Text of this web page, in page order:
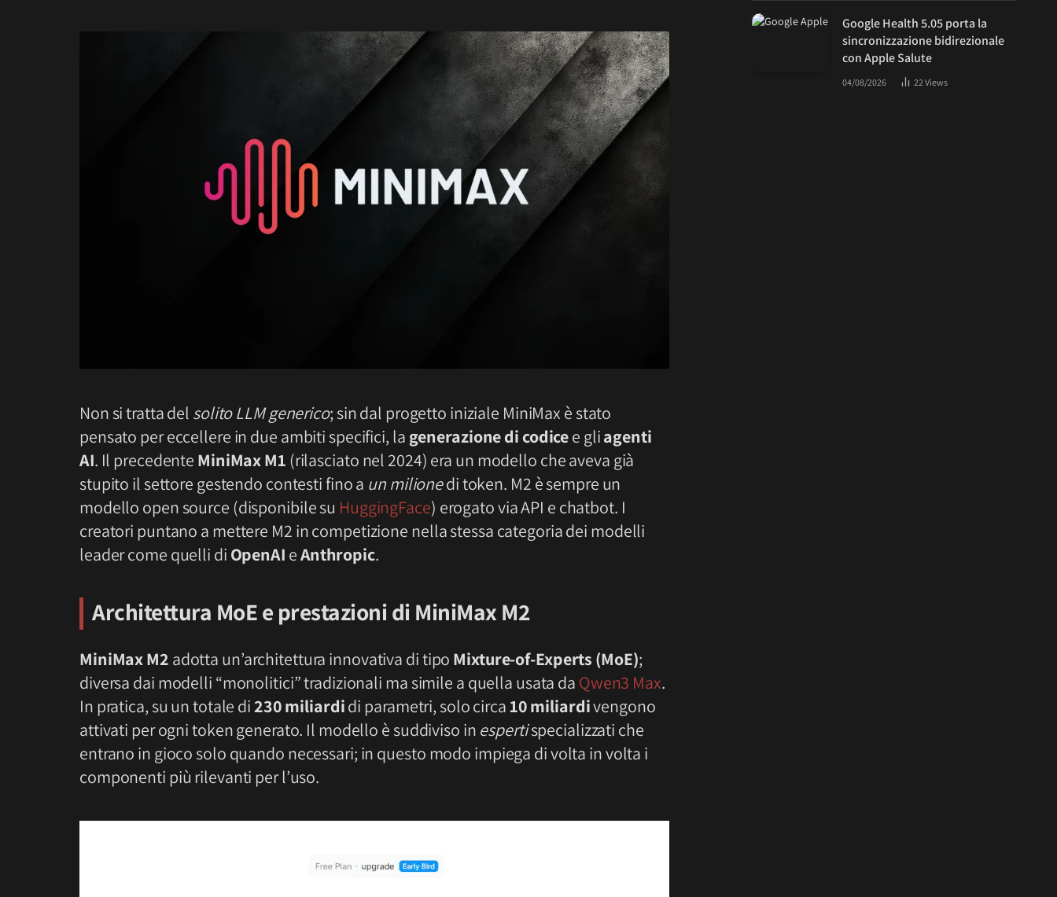
Non si tratta del solito LLM generico; sin dal progetto iniziale MiniMax è stato
pensato per eccellere in due ambiti specifici, la generazione di codicee gliagenti
AI. Il precedente MiniMax M1 (rilasciato nel 2024) era un modello che aveva già
stupito il settore gestendo contesti fino a un milionedi token. M2 è sempre un
modello open source (disponibile su HuggingFace) erogato via API e chatbot. I
creatori puntano a mettere M2 in competizione nella stessa categoria dei modelli
leader come quelli di OpenAI eAnthropic.
Architettura MoE e prestazioni di MiniMax M2
MiniMax M2 adotta un’architettura innovativa di tipo Mixture-of-Experts (MoE);
diversa dai modelli “monolitici” tradizionali ma simile a quella usata da Qwen3 Max.
In pratica, su un totale di230 miliardidi parametri, solo circa10 miliardivengono
attivati per ogni token generato. Il modello è suddiviso in espertispecializzati che
entrano in gioco solo quando necessari; in questo modo impiega di volta in volta i
componenti più rilevanti per l’uso.
Google Health 5.05 porta la
sincronizzazione bidirezionale
con Apple Salute
04/08/2026 22Views